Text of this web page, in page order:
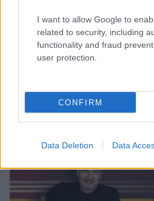
I want to allow Google to
related to security, including
functionality and fraud
user protection.
CONFIRM
Data Deletion Data
Επιτυχία η ελπίδα πως θα
ελληνικές ομάδες